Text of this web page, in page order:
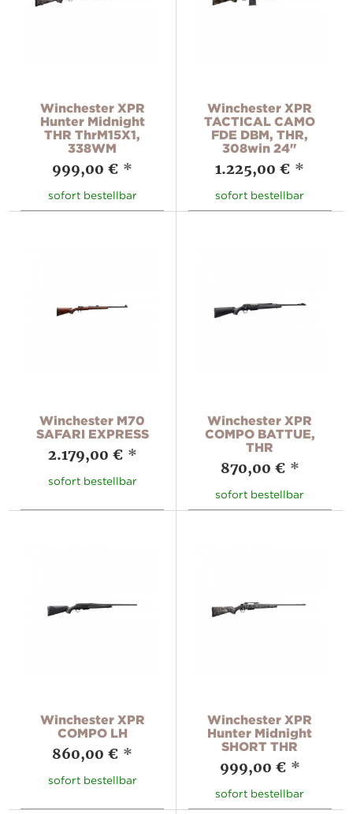
Winchester XPR
Hunter Midnight
THR ThrM15X1,
338WM
999,00 € *
sofort bestellbar
Winchester XPR
TACTICAL CAMO
FDE DBM, THR,
308win 24"
1.225,00 € *
sofort bestellbar
Winchester M70
SAFARI EXPRESS
2.179,00 € *
sofort bestellbar
Winchester XPR
COMPO BATTUE,
THR
870,00 € *
sofort bestellbar
Winchester XPR
COMPO LH
860,00 € *
sofort bestellbar
Winchester XPR
Hunter Midnight
SHORT THR
999,00 € *
sofort bestellbar